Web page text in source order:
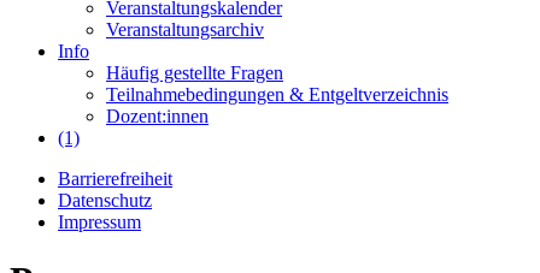
Veranstaltungskalender
Veranstaltungsarchiv
Info
Häufig gestellte Fragen
Teilnahmebedingungen & Entgeltverzeichnis
Dozent:innen
(1)
Barrierefreiheit
Datenschutz
Impressum